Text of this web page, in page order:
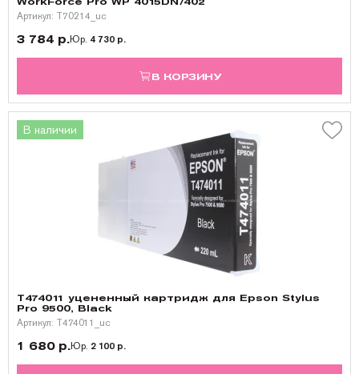
Артикул: T70214_uc
3 784 р.Юр. 4 730 р.
В КОРЗИНУ
В наличии
T474011 уцененный картридж для Epson Stylus
Pro 9500, Black
Артикул: T474011_uc
1 680 р.Юр. 2 100 р.